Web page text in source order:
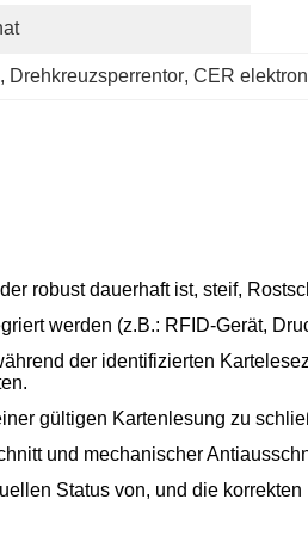
, Drehkreuzsperrentor, CER
robust dauerhaft ist, steif,
werden (z.B.: RFID-Gerät,
der identifizierten
gültigen Kartenlesung zu
und mechanischer
Status von, und die